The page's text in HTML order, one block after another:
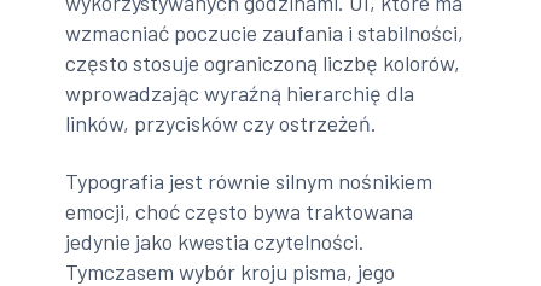
wzmacniać poczucie zaufania i stabilności,
często stosuje ograniczoną liczbę kolorów,
wprowadzając wyraźną hierarchię dla
linków, przycisków czy ostrzeżeń.
Typografia jest równie silnym nośnikiem
emocji, choć często bywa traktowana
jedynie jako kwestia czytelności.
Tymczasem wybór kroju pisma, jego